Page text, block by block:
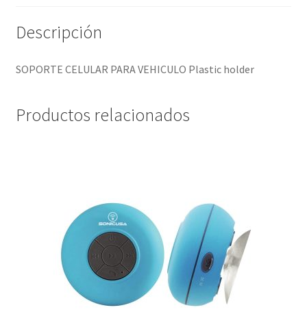
Descripción
SOPORTE CELULAR PARA VEHICULO Plastic holder
Productos relacionados